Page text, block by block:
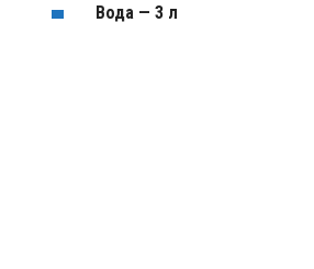
Вода — 3 л